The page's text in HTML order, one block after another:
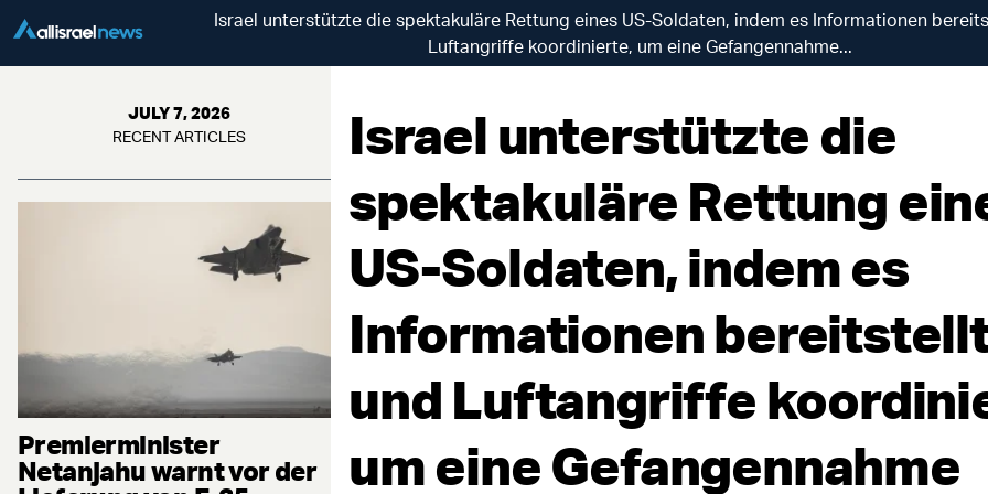
Israel unterstützte die spektakuläre Rettung eines US-Soldaten, indem es Informationen
Luftangriffe koordinierte, um eine Gefangennahme...
JULY 7, 2026
RECENT ARTICLES
Premierminister
Netanjahu warnt vor der
Israel unterstützte die
spektakuläre Rettung
US-Soldaten, indem es
Informationen
und Luftangriffe
um eine Gefangennahme